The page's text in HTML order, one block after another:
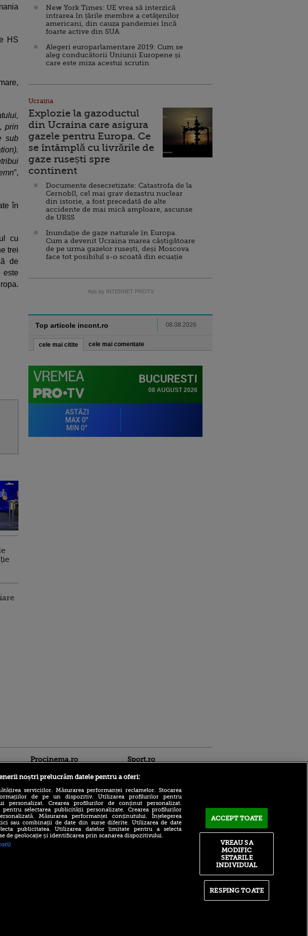
HS
prin
sub
”,
în
cu
trei
de
este
New York Times: UE vrea să interzică
intrarea în țările membre a cetăţenilor
americani, din cauza pandemiei încă
foarte active din SUA
Alegeri europarlamentare 2019: Cum se
aleg conducătorii Uniunii Europene și
care este miza acestui scrutin
Ucraina
Explozie la gazoductul
din Ucraina care asigura
gazele pentru Europa. Ce
se întâmplă cu livrările de
gaze rusești spre
continent
Documente desecretizate: Catastrofa de la
Cernobîl, cel mai grav dezastru nuclear
din istorie, a fost precedată de alte
accidente de mai mică amploare, ascunse
de URSS
Inundație de gaze naturale în Europa.
Cum a devenit Ucraina marea câștigătoare
de pe urma gazelor rusești, deși Moscova
face tot posibilul s-o scoată din ecuație
Ads by INTERNET PROTV
Top articole incont.ro 08.08.2026
cele mai citite cele mai comentate
Procinema.ro
Nikolaj Coster-Waldau din
Sport.ro
ACUM: Ferencvaros - Real
Madrid 1-2, pe VOYO Sport
noștri prelucrăm datele pentru a oferi:
serviciilor. Măsurarea performanței reclamelor. Stocarea
de pe un dispozitiv. Utilizarea profilurilor pentru
personalizat. Crearea profilurilor de conținut personalizat.
selectarea publicității personalizate. Crearea profilurilor
Măsurarea performanței conținutului. Înțelegerea
sau combinații de date din surse diferite. Utilizarea de date
publicitatea. Utilizarea datelor limitate pentru a selecta
de geolocație și identificarea prin scanarea dispozitivului.
ACCEPT TOATE
RESPING TOATE
VREAU SA
MODIFIC
SETARILE
INDIVIDUAL